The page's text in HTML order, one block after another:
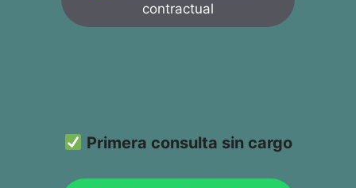
contractual
Primera consulta sin cargo